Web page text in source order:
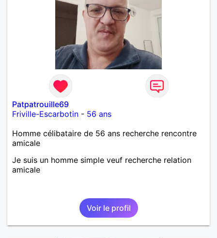
Patpatrouille69
Friville-Escarbotin - 56 ans
Homme célibataire de 56 ans recherche rencontre
amicale
Je suis un homme simple veuf recherche relation
amicale
Voir le profil